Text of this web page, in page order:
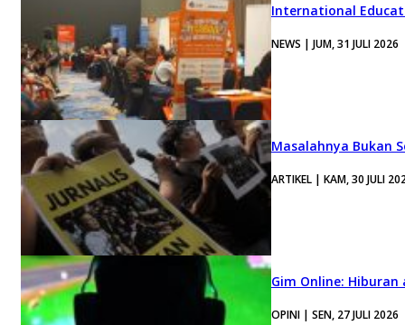
International
NEWS | JUM, 31 JULI 2026
Masalahnya Bukan
ARTIKEL | KAM, 30 JULI
Gim Online:
OPINI | SEN, 27 JULI 2026